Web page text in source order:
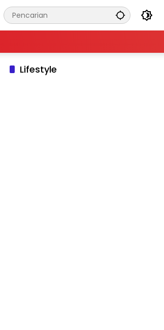
Lifestyle